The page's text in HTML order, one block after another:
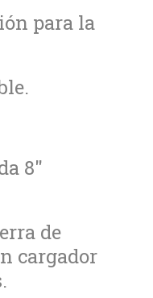
para la
8"
de
cargador